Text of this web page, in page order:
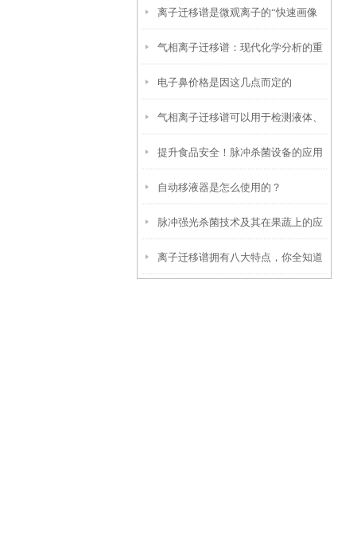
理探秘
离子迁移谱是微观离子的“快速画像
师”——解析工作原理与优势
气相离子迁移谱：现代化学分析的重
要工具
电子鼻价格是因这几点而定的
气相离子迁移谱可以用于检测液体、
固体和气体混合物中的各种易挥发物
提升食品安全！脉冲杀菌设备的应用
与效果解析
自动移液器是怎么使用的？
脉冲强光杀菌技术及其在果蔬上的应
用
离子迁移谱拥有八大特点，你全知道